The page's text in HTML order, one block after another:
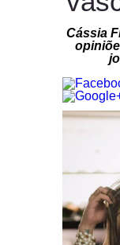
Cássia